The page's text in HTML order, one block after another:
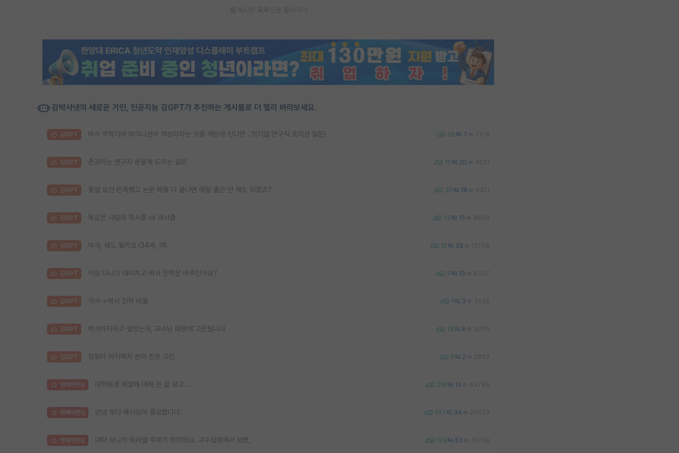
게시판 목록으로 돌아가기
김박사넷의 새로운 거인, 인공지능 김GPT가 추천하는 게시물로 더 멀리 바라보세요.
김GPT 박사 막학기에 테크니션이 적성이라는 것을 깨닫게 된다면 ..?(기업 연구직 포지션 질문) 20 7 7214
김GPT 존경하는 연구자 분들께 드리는 질문 15 20 4631
김GPT 졸업 요건 만족했고 논문 제출 다 끝나면 매일 출근 안 해도 되겠죠? 32 18 9321
김GPT 똑같은 사람이 학사졸 vs 박사졸 13 15 8639
김GPT 박사, 해도 될까요 (34세, 여) 12 39 12798
김GPT 직장 다니다 때려치고 박사 진학은 비추인가요? 3 13 6707
김GPT 석사->박사 진학 비율 1 3 7436
김GPT 박사까지하고 싶었는데, 교수님 때문에 고민됩니다 13 6 9276
김GPT 컴퓨터 아키텍처 분야 진로 고민 0 2 2893
명예의전당 대학원생 예절에 대해 쓴 글 보고... 219 13 44789
명예의전당 만남 보다 헤어짐이 중요합니다. 137 34 26073
명예의전당 대략 보니까 워라밸 주제가 핫한데요. 교수입장에서 보면, 124 53 19709